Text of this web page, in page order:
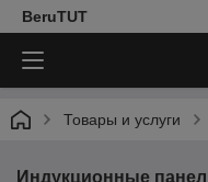
BeruTUT
Товары и услуги
Индукционные